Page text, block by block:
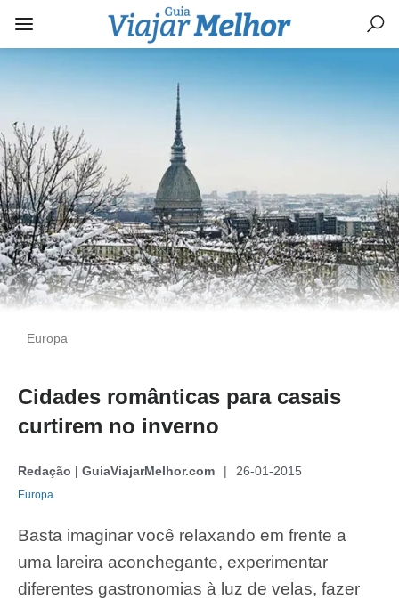
Europa
Cidades românticas para casais
curtirem no inverno
Redação | GuiaViajarMelhor.com 26-01-2015
Europa
Basta imaginar você relaxando em frente a
uma lareira aconchegante, experimentar
diferentes gastronomias à luz de velas, fazer